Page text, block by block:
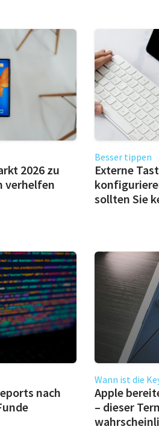
2026 zu
verhelfen
Besser tippen
Externe
sollten Sie
nach
Wann ist die
Apple
– dieser